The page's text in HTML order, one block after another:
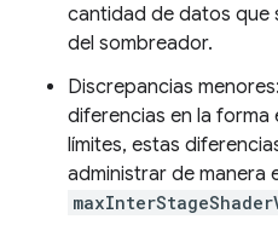
cantidad de datos que
del sombreador.
Discrepancias
diferencias en la forma
límites, estas
administrar de manera